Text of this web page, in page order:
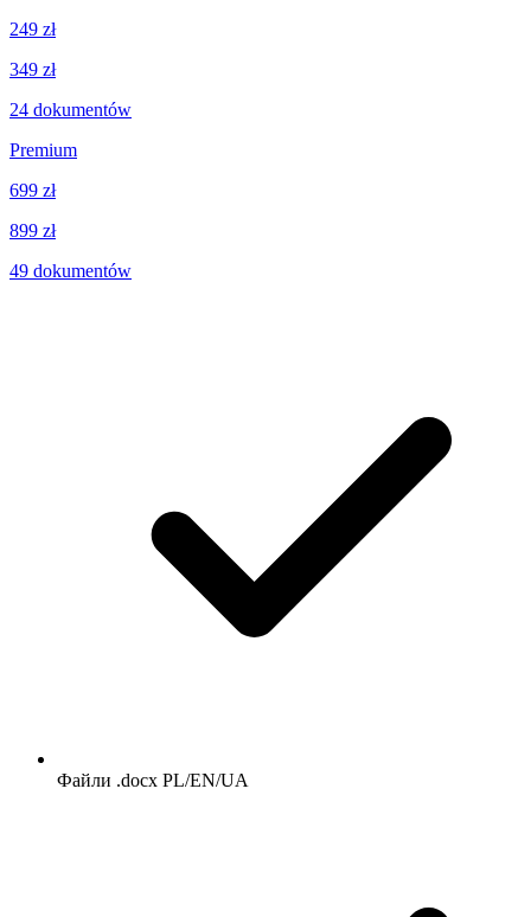
249 zł
349 zł
24 dokumentów
Premium
699 zł
899 zł
49 dokumentów
Файли .docx PL/EN/UA